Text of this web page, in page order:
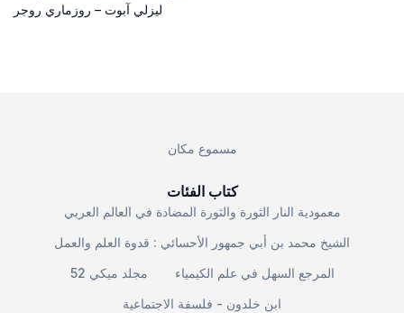
ليزلي آبوت – روزماري روجر
مسموع مكان
كتاب الفئات
معمودية النار الثورة والثورة المضادة في العالم العربي
الشيخ محمد بن أبي جمهور الأحسائي : قدوة العلم والعمل
مجلد ميكي 52
المرجع السهل في علم الكيمياء
ابن خلدون - فلسفة الاجتماعية